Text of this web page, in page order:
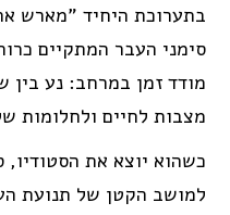
בתערוכת היחיד "מארש
סימני העבר המתקיים
מודד זמן במרחב: נע בין
מצבות לחיים ולחלומות
כשהוא יוצא את הסטודיו,
למושב הקטן של תנועת